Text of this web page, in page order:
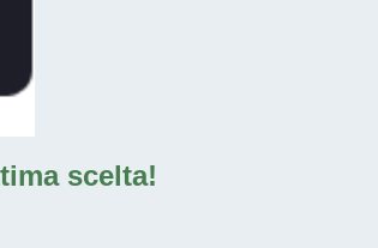
scelta!